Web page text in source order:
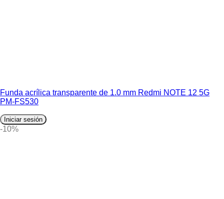
Funda acrílica transparente de 1.0 mm Redmi NOTE 12 5G
PM-FS530
Iniciar sesión
-10%